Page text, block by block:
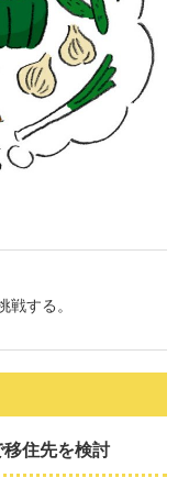
する。
移住先を検討